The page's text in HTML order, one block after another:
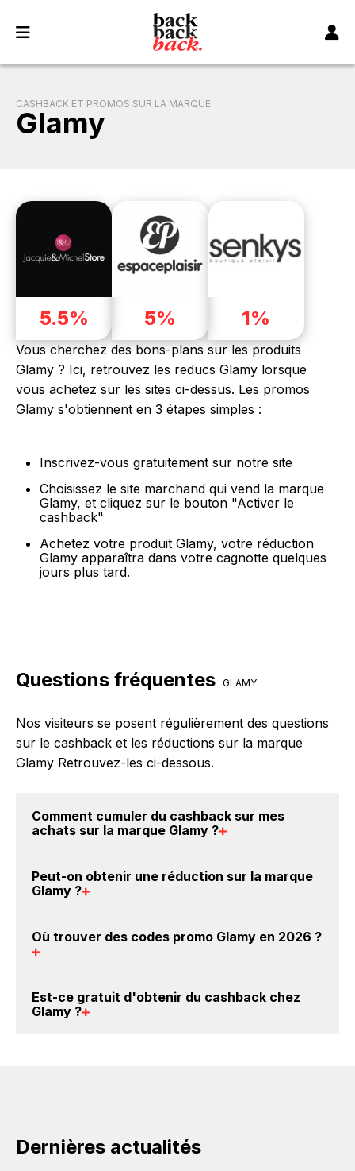
CASHBACK ET PROMOS SUR LA MARQUE
Glamy
5.5% 5% 1%
Vous cherchez des bons-plans sur les produits
Glamy ? Ici, retrouvez les reducs Glamy lorsque
vous achetez sur les sites ci-dessus. Les promos
Glamy s'obtiennent en 3 étapes simples :
Inscrivez-vous gratuitement sur notre site
Choisissez le site marchand qui vend la marque
Glamy, et cliquez sur le bouton "Activer le
cashback"
Achetez votre produit Glamy, votre réduction
Glamy apparaîtra dans votre cagnotte quelques
jours plus tard.
Questions fréquentes GLAMY
Nos visiteurs se posent régulièrement des questions
sur le cashback et les réductions sur la marque
Glamy Retrouvez-les ci-dessous.
Comment cumuler du cashback sur mes
achats sur la marque Glamy ?
Glamy : Créez votre compte sur BackBackBack et
cliquez sur le bouton Activer le cashback, réalisez
dans votre cagnotte au plus tard 48h après votre
Peut-on obtenir une réduction sur la marque
Glamy ?
crédités sur votre cagnotte BackBackBack lorsque
compte de vos éventuels bonus.
Où trouver des codes promo Glamy en 2026 ?
promo sur les produits Glamy. Choisissez un site e-
commerce ci-dessus et découvrez si des
Est-ce gratuit d'obtenir du cashback chez
Glamy ?
Dernières actualités